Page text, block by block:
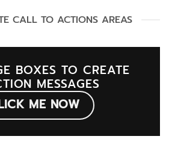
CALL TO ACTIONS AREAS
BOXES TO CREATE
MESSAGES
ME NOW